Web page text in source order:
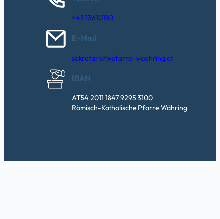
+43 13610180
E-Mail
sekretariat@pfarre-waehring.at
IBAN
AT54 2011 1847 9295 3100
Römisch-Katholische Pfarre Währing